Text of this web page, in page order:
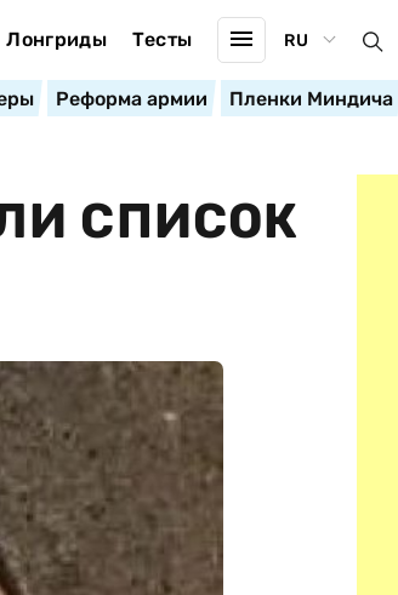
Лонгриды Тесты RU
Реформа армии Пленки Миндича
СПИСОК